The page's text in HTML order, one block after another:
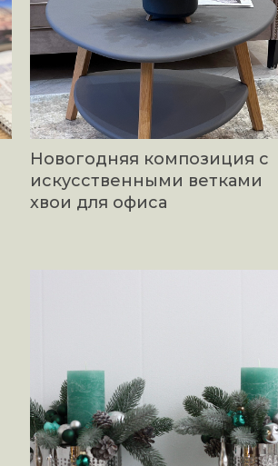
Новогодняя композиция с
искусственными ветками
хвои для офиса